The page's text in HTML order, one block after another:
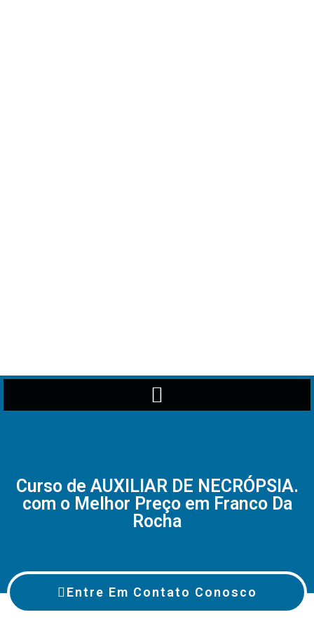
Curso de AUXILIAR DE NECRÓPSIA.
com o Melhor Preço em Franco Da
Rocha
Entre Em Contato Conosco